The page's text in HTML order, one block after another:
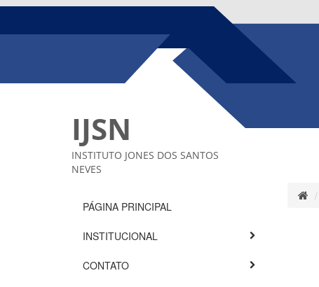
IJSN
INSTITUTO JONES DOS SANTOS
NEVES
PÁGINA PRINCIPAL
INSTITUCIONAL
CONTATO